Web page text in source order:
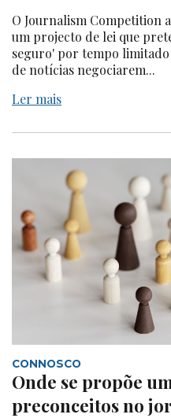
O Journalism Competition
um projecto de lei que
seguro' por tempo
de notícias negociarem...
Ler mais
CONNOSCO
Onde se propõe
preconceitos no